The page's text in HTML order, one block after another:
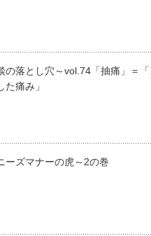
の落とし穴～vol.74「抽痛」＝
た痛み」
ーズマナーの虎～2の巻